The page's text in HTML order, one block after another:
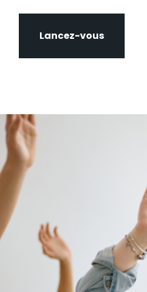
Lancez-vous